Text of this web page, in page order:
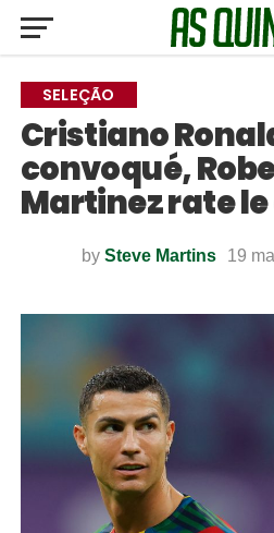
SELEÇÃO
Cristiano
convoqué,
Martinez rate le
by Steve Martins 19